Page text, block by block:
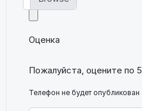
Оценка
Пожалуйста, оцените по
Телефон не будет опубликован